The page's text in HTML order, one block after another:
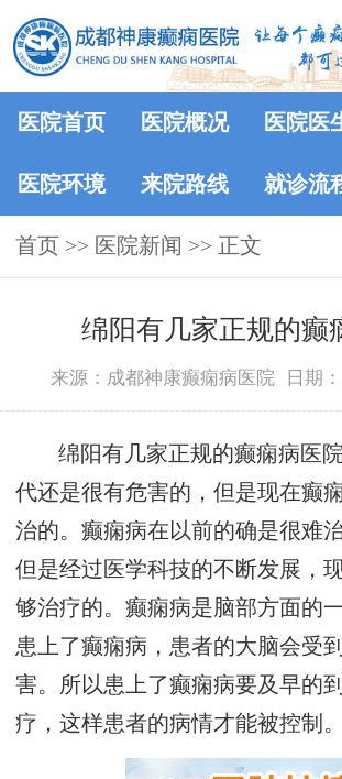
医院首页 医院概况 医院医
医院环境 来院路线 就诊流
首页 >> 医院新闻 >> 正文
绵阳有几家正规的癫
来源：成都神康癫痫病医院 日期
绵阳有几家正规的癫痫病医
代还是很有危害的，但是现在癫
治的。癫痫病在以前的确是很难
但是经过医学科技的不断发展，
够治疗的。癫痫病是脑部方面的
患上了癫痫病，患者的大脑会受
害。所以患上了癫痫病要及早的
疗，这样患者的病情才能被控制。